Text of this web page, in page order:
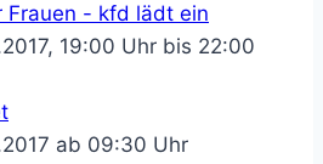
Frauen - kfd lädt ein
19:00 Uhr bis 22:00
ab 09:30 Uhr